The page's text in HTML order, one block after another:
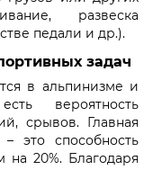
развеска
педали и др.).
задач
в альпинизме и
вероятность
срывов. Главная
– это способность
на 20%. Благодаря